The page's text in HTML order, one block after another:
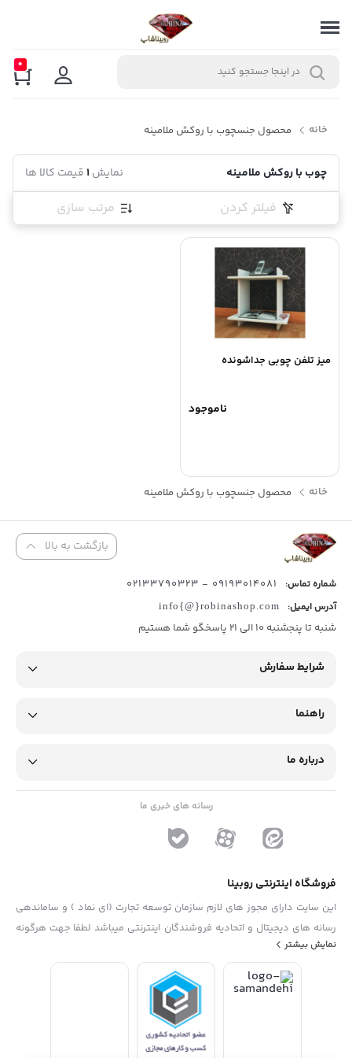
0
خانه محصول جنسچوب با روکش ملامینه
چوب با روکش ملامینه نمایش1قیمت کالا ها
فیلتر کردن مرتب سازی
میز تلفن چوبی جداشونده
ناموجود
خانه محصول جنسچوب با روکش ملامینه
بازگشت به بالا
شماره تماس: 09193014081 - 02133790323
آدرس ایمیل: info{@}robinashop.com
شنبه تا پنجشنبه 10 الی 21 پاسخگو شما هستیم
شرایط سفارش
راهنما
درباره ما
رسانه های خبری ما
فروشگاه اینترنتی روبینا
این سایت دارای مجوز های لازم سازمان توسعه تجارت (ای نماد ) و ساماندهی
رسانه های دیجیتال و اتحادیه فروشندگان اینترنتی میباشد لطفا جهت هرگونه
پیشنهاد ، انتفاد و یا شکایات از فرم "تماس با ما" استفاده نمایید . تلفن های
نمایش بیشتر